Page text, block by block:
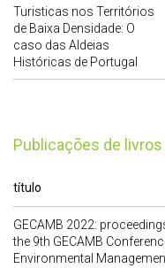
Turisticas nos Territórios
de Baixa Densidade: O
caso das Aldeias
Históricas de Portugal
publicações de
título
GECAMB 2022:
the 9th GECAMB
Environmental